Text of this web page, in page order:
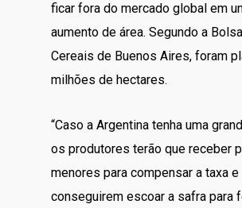
ficar fora do mercado global em
aumento de área. Segundo a
Cereais de Buenos Aires, foram
milhões de hectares.
“Caso a Argentina tenha uma
os produtores terão que receber
menores para compensar a taxa e
conseguirem escoar a safra para